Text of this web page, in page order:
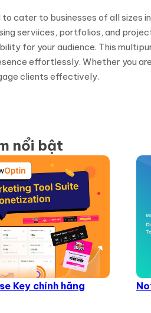
cater to businesses of all sizes
serviices, portfolios, and
for your audience. This
effortlessly. Whether you
clients effectively.
nổi bật
Key chính hãng